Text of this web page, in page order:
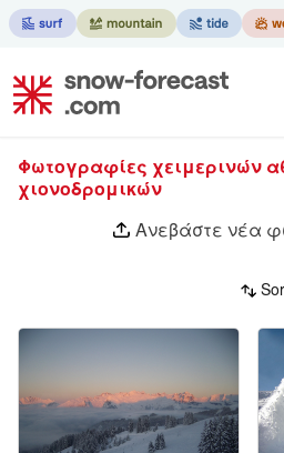
Φωτογραφίες χειμερινών αθλημάτων και
χιονοδρομικών
Ανεβάστε νέα